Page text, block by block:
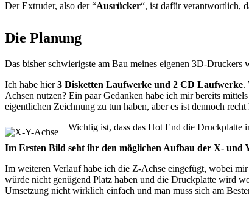
Der Extruder, also der “Ausrücker“, ist dafür verantwortlich,
Die Planung
Das bisher schwierigste am Bau meines eigenen 3D-Druckers
Ich habe hier3 Disketten Laufwerke und 2 CD Laufwerke.
Achsen nutzen? Ein paar Gedanken habe ich mir bereits
eigentlichen Zeichnung zu tun haben, aber es ist dennoch
Wichtig ist, dass das Hot End die Druckplatte
Im Ersten Bild seht ihr den möglichen Aufbau der X- und
Im weiteren Verlauf habe ich die Z-Achse eingefügt, wobei
würde nicht genügend Platz haben und die Druckplatte wird
Umsetzung nicht wirklich einfach und man muss sich am